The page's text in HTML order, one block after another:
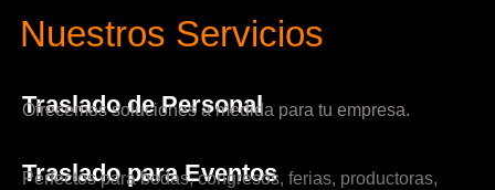
Nuestros Servicios
Traslado de Personal
Ofrecemos soluciones a medida para tu empresa.
Traslado para Eventos
Perfectos para bodas, congresos, ferias, productoras,